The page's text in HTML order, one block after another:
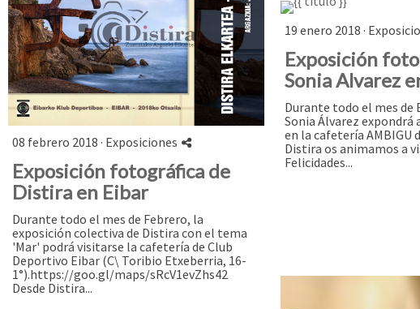
08 febrero 2018 · Exposiciones
Exposición fotográfica de
Distira en Eibar
Durante todo el mes de Febrero, la
exposición colectiva de Distira con el tema
'Mar' podrá visitarse la cafetería de Club
Deportivo Eibar (C\ Toribio Etxeberria, 16-
1°). ​https://goo.gl/maps/sRcV1evZhs42​
Desde Distira...
19 enero 2018 ·
Exposición
Sonia Alvarez
Durante todo el mes de
Sonia Álvarez expondrá
en la cafetería AMBIGU
Distira os animamos a
Felicidades...